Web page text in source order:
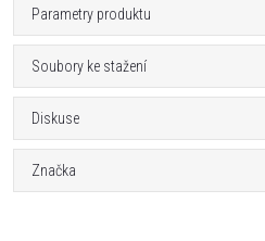
Parametry produktu
Soubory ke stažení
Diskuse
Značka